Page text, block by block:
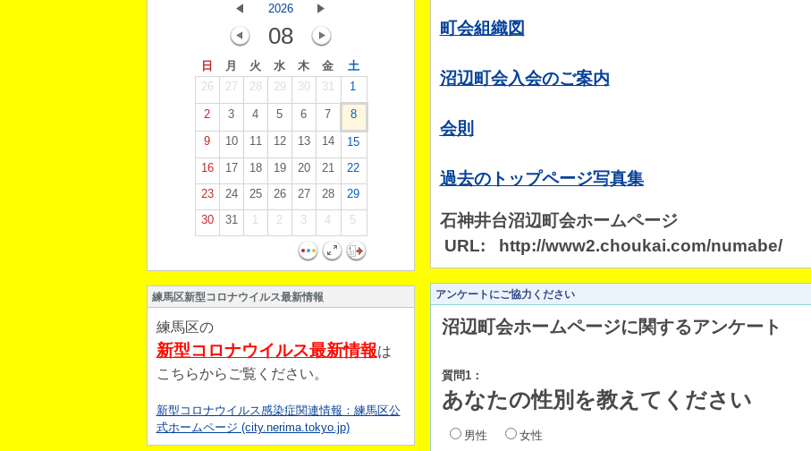
2026
08
日 月 火 水 木 金
土
26
27 28 29 30 31 1
2 3 4 5 6 7
8
9
10 11 12 13 14
15
16
17 18 19 20 21
22
23
24 25 26 27 28
29
30
31 1 2 3 4 5
練馬区新型コロナウイルス最新情報
練馬区の
新型コロナウイルス最新情報は
こちらからご覧ください。
新型コロナウイルス感染症関連情報：練馬区公
式ホームページ (city.nerima.tokyo.jp)
町会組織図
沼辺町会入会のご案内
会則
過去のトップページ写真集
石神井台沼辺町会ホームページ
URL: http://www2.choukai.com/numabe/
アンケートにご協力ください
沼辺町会ホームページに関するアンケート
質問1：
あなたの性別を教えてください
男性 女性